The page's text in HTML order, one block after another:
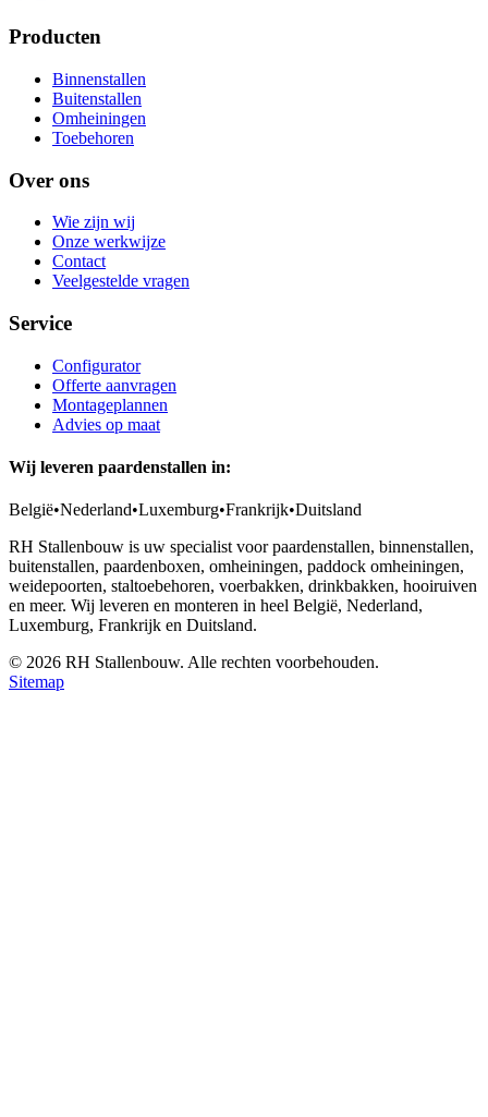
Producten
Binnenstallen
Buitenstallen
Omheiningen
Toebehoren
Over ons
Wie zijn wij
Onze werkwijze
Contact
Veelgestelde vragen
Service
Configurator
Offerte aanvragen
Montageplannen
Advies op maat
Wij leveren paardenstallen in:
België•Nederland•Luxemburg•Frankrijk•Duitsland
RH Stallenbouw is uw specialist voor paardenstallen, binnenstallen,
buitenstallen, paardenboxen, omheiningen, paddock omheiningen,
weidepoorten, staltoebehoren, voerbakken, drinkbakken, hooiruiven
en meer. Wij leveren en monteren in heel België, Nederland,
Luxemburg, Frankrijk en Duitsland.
© 2026 RH Stallenbouw. Alle rechten voorbehouden.
Sitemap